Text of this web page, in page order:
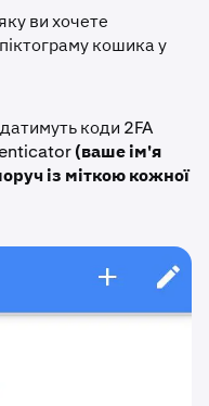
ви хочете
кошика у
коди 2FA
(ваше ім'я
із міткою кожної